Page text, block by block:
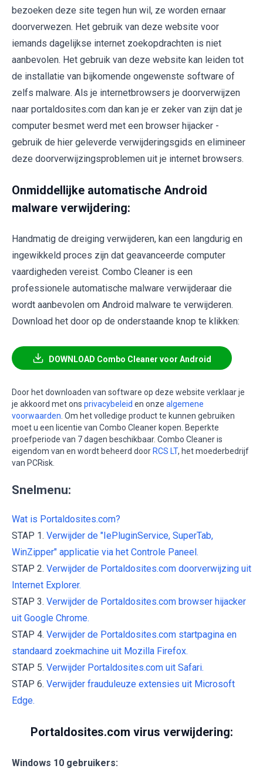
bezoeken deze site tegen hun wil, ze worden ernaar
doorverwezen. Het gebruik van deze website voor
iemands dagelijkse internet zoekopdrachten is niet
aanbevolen. Het gebruik van deze website kan leiden tot
de installatie van bijkomende ongewenste software of
zelfs malware. Als je internetbrowsers je doorverwijzen
naar portaldosites.com dan kan je er zeker van zijn dat je
computer besmet werd met een browser hijacker -
gebruik de hier geleverde verwijderingsgids en elimineer
deze doorverwijzingsproblemen uit je internet browsers.
Onmiddellijke automatische Android
malware verwijdering:
Handmatig de dreiging verwijderen, kan een langdurig en
ingewikkeld proces zijn dat geavanceerde computer
vaardigheden vereist. Combo Cleaner is een
professionele automatische malware verwijderaar die
wordt aanbevolen om Android malware te verwijderen.
Download het door op de onderstaande knop te klikken:
DOWNLOAD Combo Cleaner voor Android
Door het downloaden van software op deze website verklaar je
je akkoord met ons privacybeleid en onze algemene
voorwaarden . Om het volledige product te kunnen gebruiken
moet u een licentie van Combo Cleaner kopen. Beperkte
proefperiode van 7 dagen beschikbaar. Combo Cleaner is
eigendom van en wordt beheerd door RCS LT, het moederbedrijf
van PCRisk.
Snelmenu:
Wat is Portaldosites.com?
STAP 1. Verwijder de "IePluginService, SuperTab,
WinZipper" applicatie via het Controle Paneel.
STAP 2. Verwijder de Portaldosites.com doorverwijzing uit
Internet Explorer.
STAP 3. Verwijder de Portaldosites.com browser hijacker
uit Google Chrome.
STAP 4. Verwijder de Portaldosites.com startpagina en
standaard zoekmachine uit Mozilla Firefox.
STAP 5. Verwijder Portaldosites.com uit Safari.
STAP 6. Verwijder frauduleuze extensies uit Microsoft
Edge.
Portaldosites.com virus verwijdering:
Windows 10 gebruikers: